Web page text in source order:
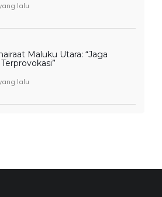
lalu
Maluku Utara: “Jaga
lalu